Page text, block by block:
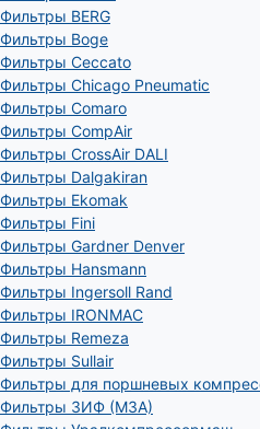
Фильтры BERG
Фильтры Boge
Фильтры Ceccato
Фильтры Chicago Pneumatic
Фильтры Comaro
Фильтры CompAir
Фильтры CrossAir DALI
Фильтры Dalgakiran
Фильтры Ekomak
Фильтры Fini
Фильтры Gardner Denver
Фильтры Hansmann
Фильтры Ingersoll Rand
Фильтры IRONMAC
Фильтры Remeza
Фильтры Sullair
Фильтры для поршневых
Фильтры ЗИФ (МЗА)